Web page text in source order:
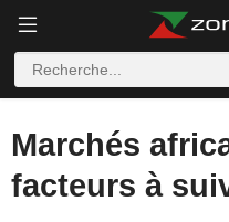
Marchés
facteurs à